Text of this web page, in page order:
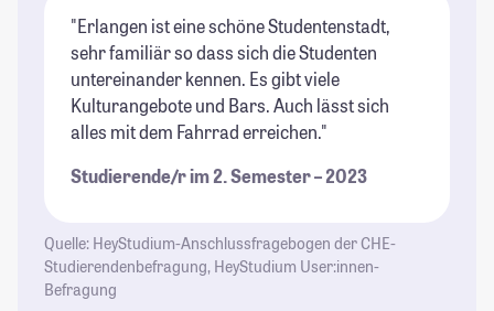
"Erlangen ist eine schöne Studentenstadt,
sehr familiär so dass sich die Studenten
untereinander kennen. Es gibt viele
Kulturangebote und Bars. Auch lässt sich
alles mit dem Fahrrad erreichen."
Studierende/r im 2. Semester – 2023
Quelle: HeyStudium-Anschlussfragebogen der CHE-
Studierendenbefragung, HeyStudium User:innen-
Befragung